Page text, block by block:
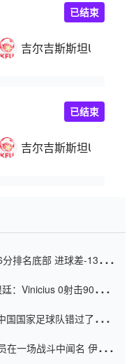
吉尔吉斯斯坦U20
已结束
吉尔吉斯斯坦U20
已结束
排名底部 进球差-13令人
：Vinicius 0射击90分钟
国家足球队错过了世界
一场战斗中闻名 伊万放